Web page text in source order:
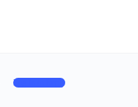
Log In to Reply